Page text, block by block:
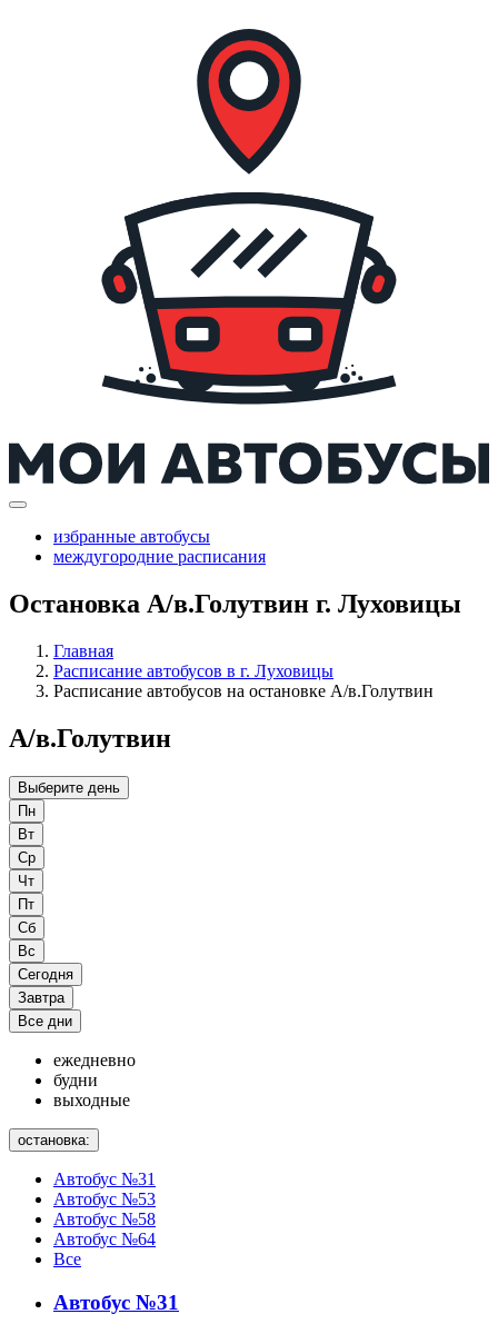
избранные автобусы
междугородние расписания
Остановка А/в.Голутвин г. Луховицы
Главная
Расписание автобусов в г. Луховицы
Расписание автобусов на остановке А/в.Голутвин
А/в.Голутвин
Выберите день
Пн
Вт
Ср
Чт
Пт
Сб
Вс
Сегодня
Завтра
Все дни
ежедневно
будни
выходные
остановка:
Автобус №31
Автобус №53
Автобус №58
Автобус №64
Все
Автобус №31